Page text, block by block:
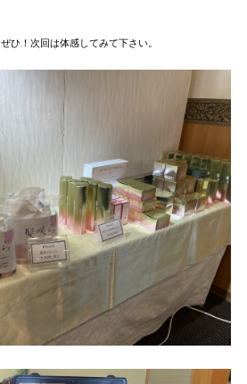
ひ！次回は体感してみて下さい。